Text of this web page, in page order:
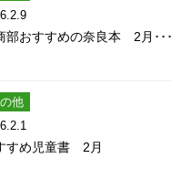
部おすすめの奈良本 2月･･･
他
すめ児童書 2月